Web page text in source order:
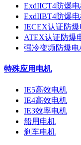
ExdIICT4防爆
ExdIIBT4防爆
IECEX认证防
ATEX认证防爆
强冷变频防爆电
特殊应用电机
IE5高效电机
IE4高效电机
IE3效率电机
船用电机
刹车电机